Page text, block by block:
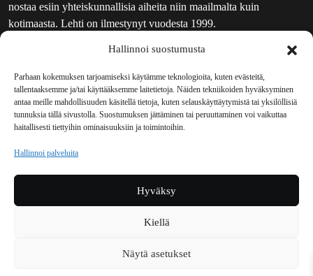
Hallinnoi suostumusta
Parhaan kokemuksen tarjoamiseksi käytämme teknologioita, kuten evästeitä,
tallentaaksemme ja/tai käyttääksemme laitetietoja. Näiden tekniikoiden hyväksyminen
antaa meille mahdollisuuden käsitellä tietoja, kuten selauskäyttäytymistä tai yksilöllisiä
tunnuksia tällä sivustolla. Suostumuksen jättäminen tai peruuttaminen voi vaikuttaa
haitallisesti tiettyihin ominaisuuksiin ja toimintoihin.
Hallinnoi palveluita
Hyväksy
Kiellä
Näytä asetukset
nostaa esiin yhteiskunnallisia aiheita niin maailmalta kuin
kotimaasta. Lehti on ilmestynyt vuodesta 1999.
UUTISKIRJE
MAINOSTAJILLE
VASTAMAINOKSET
JAKELUPAIKAT
REKISTERISELOSTE
TILAUKSEN PERUUTUSPYYNTÖ
TILAUSOHJEET JA -EHDOT